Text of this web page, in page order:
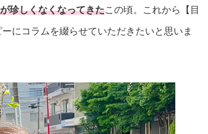
珍しくなくなってきたこの頃。これから【目
にコラムを綴らせていただきたいと思いま